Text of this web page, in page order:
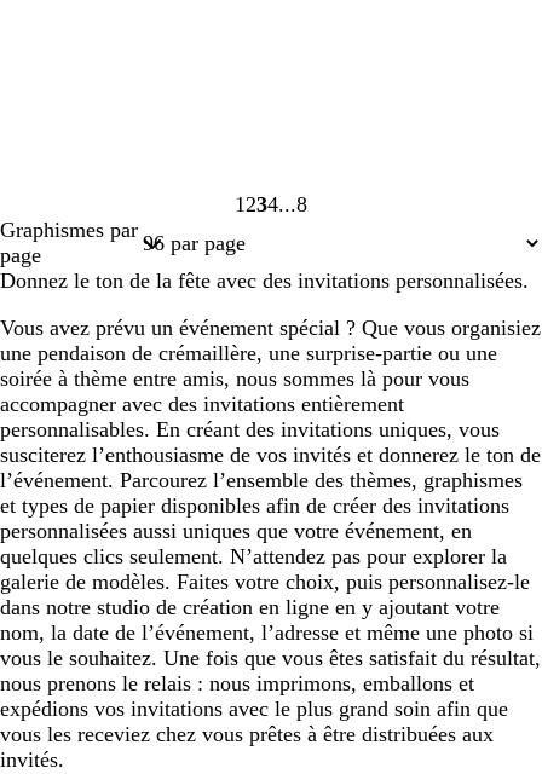
Page
1
1 Page
2 Page
3Page
4
Page
8
Graphismes par
page
Donnez le ton de la fête avec des invitations personnalisées.
Vous avez prévu un événement spécial ? Que vous organisiez
une pendaison de crémaillère, une surprise-partie ou une
soirée à thème entre amis, nous sommes là pour vous
accompagner avec des invitations entièrement
personnalisables. En créant des invitations uniques, vous
susciterez l’enthousiasme de vos invités et donnerez le ton de
l’événement. Parcourez l’ensemble des thèmes, graphismes
et types de papier disponibles afin de créer des invitations
personnalisées aussi uniques que votre événement, en
quelques clics seulement. N’attendez pas pour explorer la
galerie de modèles. Faites votre choix, puis personnalisez-le
dans notre studio de création en ligne en y ajoutant votre
nom, la date de l’événement, l’adresse et même une photo si
vous le souhaitez. Une fois que vous êtes satisfait du résultat,
nous prenons le relais : nous imprimons, emballons et
expédions vos invitations avec le plus grand soin afin que
vous les receviez chez vous prêtes à être distribuées aux
invités.